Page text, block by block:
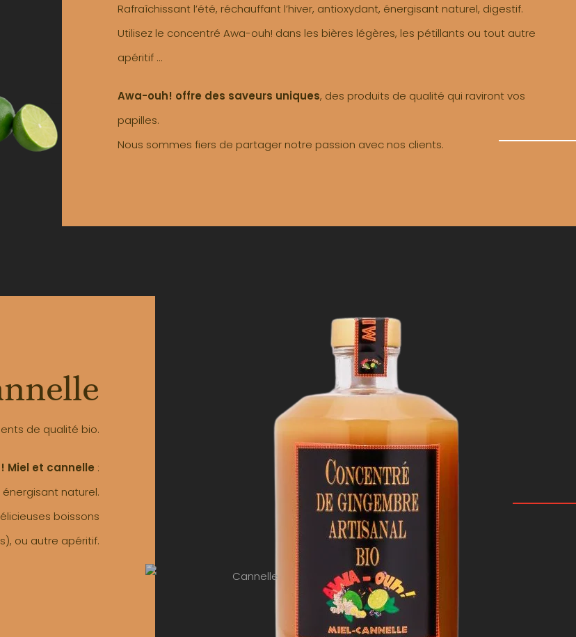
Rafraîchissant l’été, réchauffant l’hiver, antioxydant, énergisant naturel, digestif.
Utilisez le concentré Awa-ouh! dans les bières légères, les pétillants ou tout autre
apéritif …
Awa-ouh! offre des saveurs uniques, des produits de qualité qui raviront vos
papilles.
Nous sommes fiers de partager notre passion avec nos clients.
de qualité bio.
Miel et cannelle :
naturel.
boissons
ou autre apéritif.